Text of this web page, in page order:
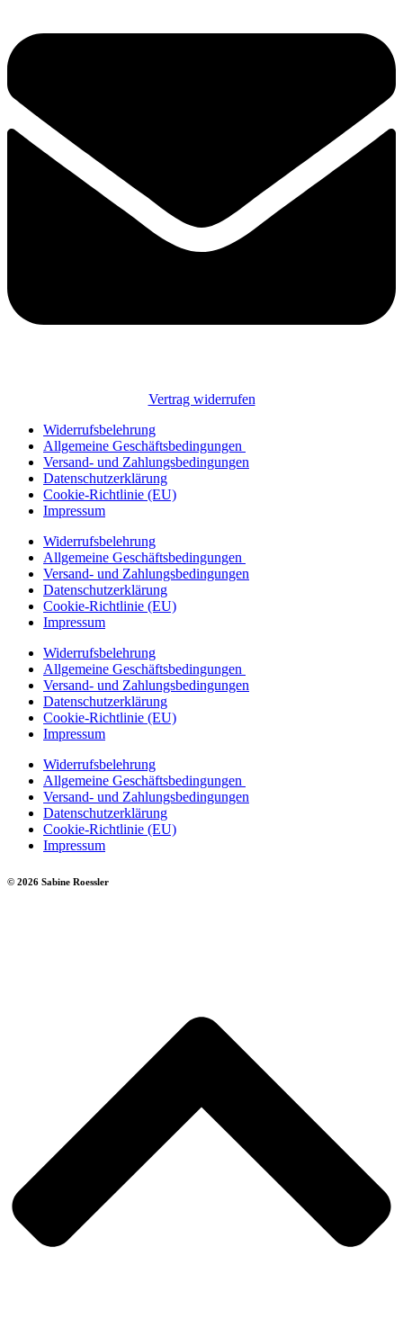
Vertrag widerrufen
Widerrufsbelehrung
Allgemeine Geschäftsbedingungen
Versand- und Zahlungsbedingungen
Datenschutzerklärung
Cookie-Richtlinie (EU)
Impressum
Widerrufsbelehrung
Allgemeine Geschäftsbedingungen
Versand- und Zahlungsbedingungen
Datenschutzerklärung
Cookie-Richtlinie (EU)
Impressum
Widerrufsbelehrung
Allgemeine Geschäftsbedingungen
Versand- und Zahlungsbedingungen
Datenschutzerklärung
Cookie-Richtlinie (EU)
Impressum
Widerrufsbelehrung
Allgemeine Geschäftsbedingungen
Versand- und Zahlungsbedingungen
Datenschutzerklärung
Cookie-Richtlinie (EU)
Impressum
© 2026 Sabine Roessler